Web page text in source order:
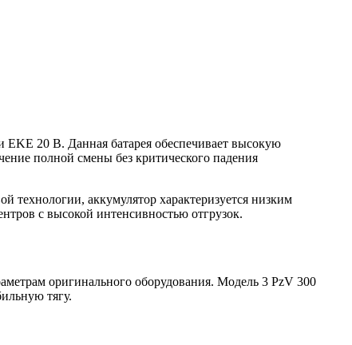
EKE 20 B. Данная батарея обеспечивает высокую
полной смены без критического падения
технологии, аккумулятор характеризуется низким
с высокой интенсивностью отгрузок.
оригинального оборудования. Модель 3 PzV 300
тягу.